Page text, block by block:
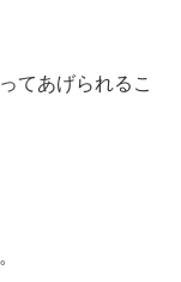
てあげられるこ